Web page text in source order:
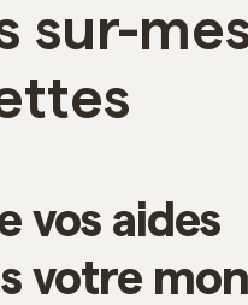
sur-
vos aides
votre